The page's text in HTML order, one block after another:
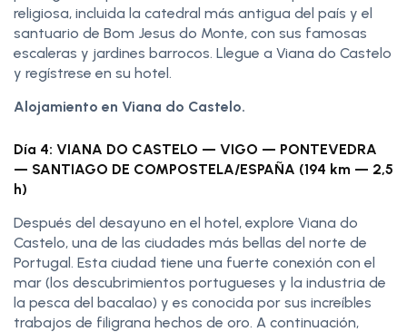
religiosa, incluida la catedral más antigua del país y el
santuario de Bom Jesus do Monte, con sus famosas
escaleras y jardines barrocos. Llegue a Viana do Castelo
y regístrese en su hotel.
Alojamiento en Viana do Castelo.
Día 4: VIANA DO CASTELO — VIGO — PONTEVEDRA
— SANTIAGO DE COMPOSTELA/ESPAÑA (194 km — 2,5
h)
Después del desayuno en el hotel, explore Viana do
Castelo, una de las ciudades más bellas del norte de
Portugal. Esta ciudad tiene una fuerte conexión con el
mar (los descubrimientos portugueses y la industria de
la pesca del bacalao) y es conocida por sus increíbles
trabajos de filigrana hechos de oro. A continuación,